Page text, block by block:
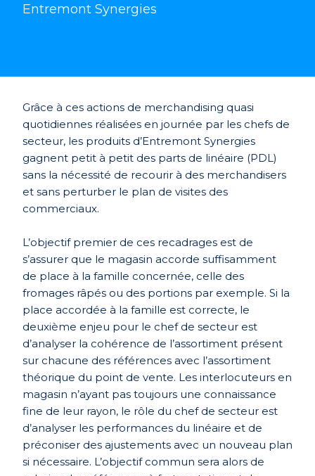
Entremont Synergies
Grâce à ces actions de merchandising quasi
quotidiennes réalisées en journée par les chefs de
secteur, les produits d’Entremont Synergies
gagnent petit à petit des parts de linéaire (PDL)
sans la nécessité de recourir à des merchandisers
et sans perturber le plan de visites des
commerciaux.
L’objectif premier de ces recadrages est de
s’assurer que le magasin accorde suffisamment
de place à la famille concernée, celle des
fromages râpés ou des portions par exemple. Si la
place accordée à la famille est correcte, le
deuxième enjeu pour le chef de secteur est
d’analyser la cohérence de l’assortiment présent
sur chacune des références avec l’assortiment
théorique du point de vente. Les interlocuteurs en
magasin n’ayant pas toujours une connaissance
fine de leur rayon, le rôle du chef de secteur est
d’analyser les performances du linéaire et de
préconiser des ajustements avec un nouveau plan
si nécessaire. L’objectif commun sera alors de